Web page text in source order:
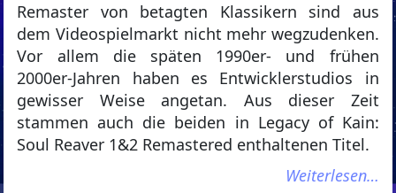
Remaster von betagten Klassikern sind aus
dem Videospielmarkt nicht mehr wegzudenken.
Vor allem die späten 1990er- und frühen
2000er-Jahren haben es Entwicklerstudios in
gewisser Weise angetan. Aus dieser Zeit
stammen auch die beiden in Legacy of Kain:
Soul Reaver 1&2 Remastered enthaltenen Titel.
Weiterlesen…